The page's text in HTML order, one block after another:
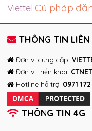
Viettel Cú pháp
THÔNG TIN LIÊN
Đơn vị cung cấp:
Đơn vị triển khai: CTNET
Hotline hỗ trợ: 0971
THÔNG TIN 4G